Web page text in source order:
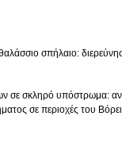
σπήλαιο:
σε σκληρό υπόστρωμα:
σε περιοχές του